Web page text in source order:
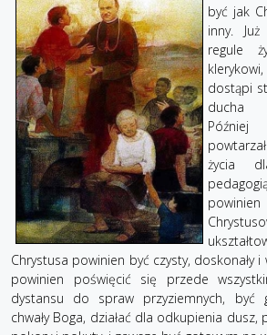
być jak
inny.
regule
dostąpi
ducha
życia
Chrystusa powinien być czysty, doskonały i
powinien poświęcić się przede
dystansu do spraw przyziemnych, być
chwały Boga, działać dla odkupienia